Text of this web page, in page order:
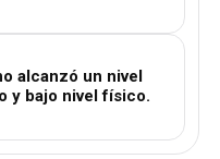
alcanzó un nivel
y bajo nivel físico.